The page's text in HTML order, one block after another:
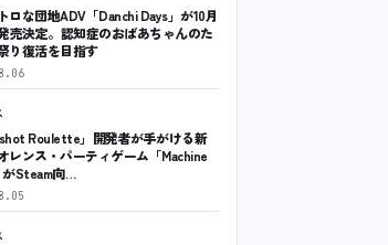
ロな団地ADV「Danchi Days」が10月
売決定。認知症のおばあちゃんのた
り復活を目指す
Roulette」開発者が手がける新
レンス・パーティゲーム「Machine
Steam向…